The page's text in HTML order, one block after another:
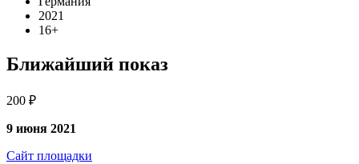
2021
16+
Ближайший показ
200 ₽
9 июня 2021
Сайт площадки